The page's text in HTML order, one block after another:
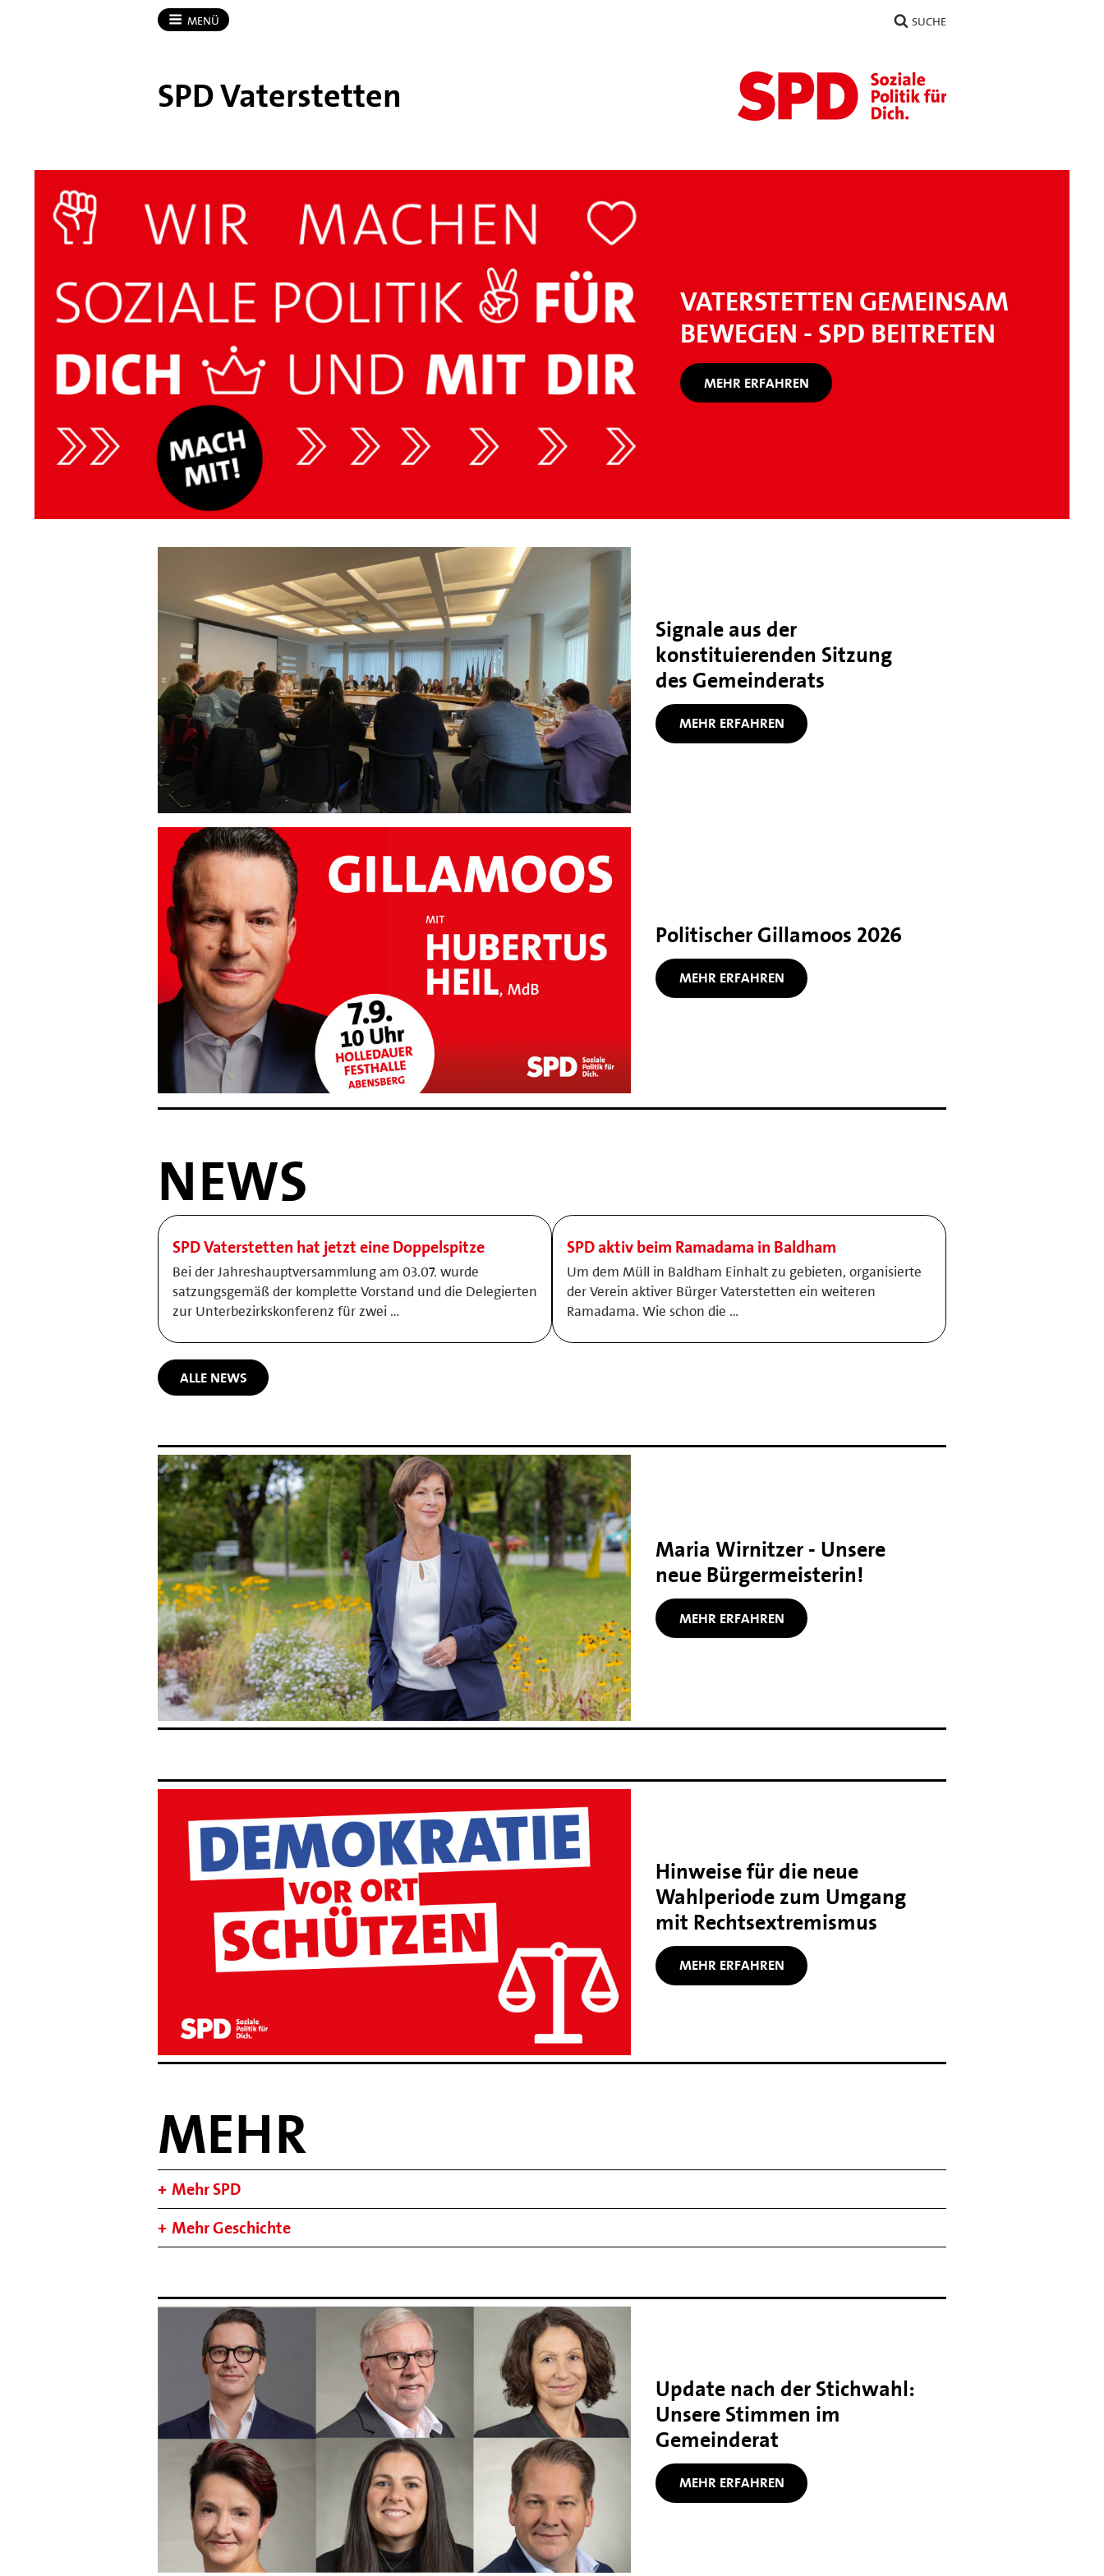
MENÜ SUCHE
SPD Vaterstetten
VATERSTETTEN GEMEINSAM
BEWEGEN - SPD BEITRETEN
MEHR ERFAHREN
Signale aus der
konstituierenden Sitzung
des Gemeinderats
MEHR ERFAHREN
Politischer Gillamoos 2026
MEHR ERFAHREN
NEWS
SPD Vaterstetten hat jetzt eine Doppelspitze
Bei der Jahreshauptversammlung am 03.07. wurde
satzungsgemäß der komplette Vorstand und die Delegierten
zur Unterbezirkskonferenz für zwei …
SPD aktiv beim Ramadama in Baldham
Um dem Müll in Baldham Einhalt zu gebieten, organisierte
der Verein aktiver Bürger Vaterstetten ein weiteren
Ramadama. Wie schon die …
ALLE NEWS
Maria Wirnitzer - Unsere
neue Bürgermeisterin!
MEHR ERFAHREN
Hinweise für die neue
Wahlperiode zum Umgang
mit Rechtsextremismus
MEHR ERFAHREN
MEHR
Mehr SPD
Mehr Geschichte
Update nach der Stichwahl:
Unsere Stimmen im
Gemeinderat
MEHR ERFAHREN